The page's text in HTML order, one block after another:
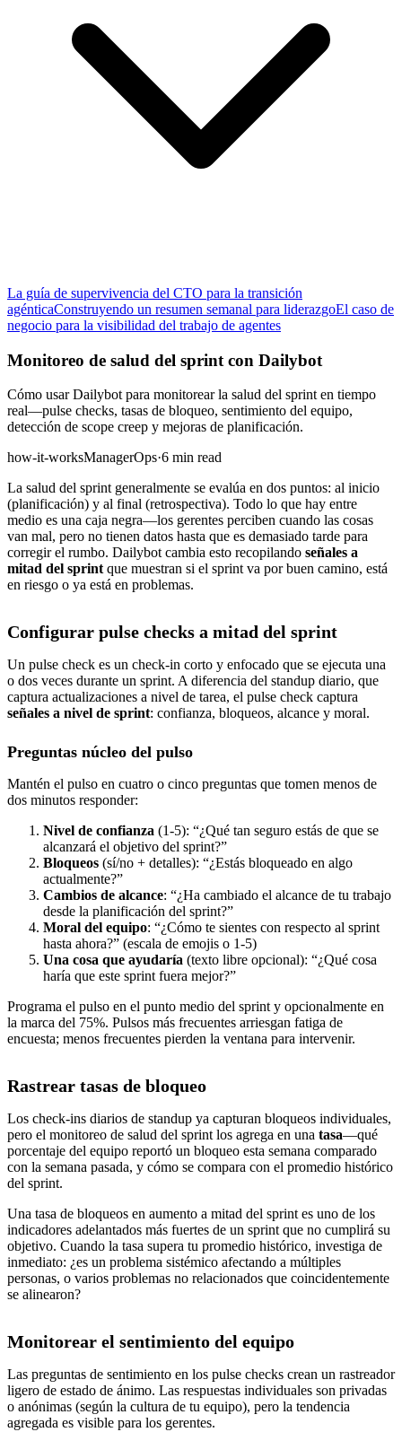
La guía de supervivencia del CTO para la transición
agénticaConstruyendo un resumen semanal para liderazgoEl caso de
negocio para la visibilidad del trabajo de agentes
Monitoreo de salud del sprint con Dailybot
Cómo usar Dailybot para monitorear la salud del sprint en tiempo
real—pulse checks, tasas de bloqueo, sentimiento del equipo,
detección de scope creep y mejoras de planificación.
how-it-worksManagerOps·6 min read
La salud del sprint generalmente se evalúa en dos puntos: al inicio
(planificación) y al final (retrospectiva). Todo lo que hay entre
medio es una caja negra—los gerentes perciben cuando las cosas
van mal, pero no tienen datos hasta que es demasiado tarde para
corregir el rumbo. Dailybot cambia esto recopilando señales a
mitad del sprintque muestran si el sprint va por buen camino, está
en riesgo o ya está en problemas.
Configurar pulse checks a mitad del sprint
Un pulse check es un check-in corto y enfocado que se ejecuta una
o dos veces durante un sprint. A diferencia del standup diario, que
captura actualizaciones a nivel de tarea, el pulse check captura
señales a nivel de sprint: confianza, bloqueos, alcance y moral.
Preguntas núcleo del pulso
Mantén el pulso en cuatro o cinco preguntas que tomen menos de
dos minutos responder:
Nivel de confianza (1-5): “¿Qué tan seguro estás de que se
alcanzará el objetivo del sprint?”
Bloqueos (sí/no + detalles): “¿Estás bloqueado en algo
actualmente?”
Cambios de alcance: “¿Ha cambiado el alcance de tu trabajo
desde la planificación del sprint?”
Moral del equipo: “¿Cómo te sientes con respecto al sprint
hasta ahora?” (escala de emojis o 1-5)
Una cosa que ayudaría (texto libre opcional): “¿Qué cosa
haría que este sprint fuera mejor?”
Programa el pulso en el punto medio del sprint y opcionalmente en
la marca del 75%. Pulsos más frecuentes arriesgan fatiga de
encuesta; menos frecuentes pierden la ventana para intervenir.
Rastrear tasas de bloqueo
Los check-ins diarios de standup ya capturan bloqueos individuales,
pero el monitoreo de salud del sprint los agrega en una tasa—qué
porcentaje del equipo reportó un bloqueo esta semana comparado
con la semana pasada, y cómo se compara con el promedio histórico
del sprint.
Una tasa de bloqueos en aumento a mitad del sprint es uno de los
indicadores adelantados más fuertes de un sprint que no cumplirá su
objetivo. Cuando la tasa supera tu promedio histórico, investiga de
inmediato: ¿es un problema sistémico afectando a múltiples
personas, o varios problemas no relacionados que coincidentemente
se alinearon?
Monitorear el sentimiento del equipo
Las preguntas de sentimiento en los pulse checks crean un rastreador
ligero de estado de ánimo. Las respuestas individuales son privadas
o anónimas (según la cultura de tu equipo), pero la tendencia
agregada es visible para los gerentes.